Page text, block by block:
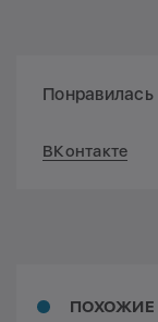
ВКонтакте
ПОХОЖИЕ